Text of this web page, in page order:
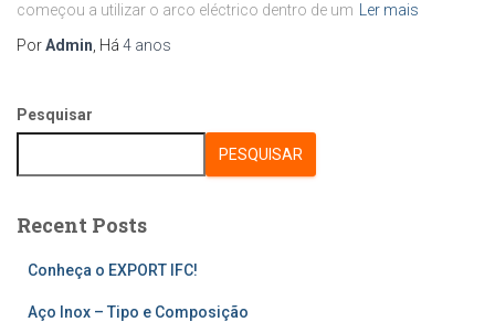
começou a utilizar o arco eléctrico dentro de um
Ler mais
PorAdmin , Há 4 anos
Pesquisar
PESQUISAR
Recent Posts
Conheça o EXPORT IFC!
Aço Inox – Tipo e Composição